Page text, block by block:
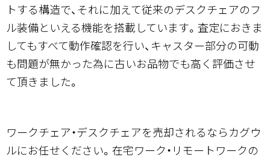
トする構造で、それに加えて従来のデスクチェアのフ
ル装備といえる機能を搭載しています。査定におきま
してもすべて動作確認を行い、キャスター部分の可動
も問題が無かった為に古いお品物でも高く評価させ
て頂きました。
ワークチェア・デスクチェアを売却されるならカグウ
ルにお任せください。在宅ワーク・リモートワークの